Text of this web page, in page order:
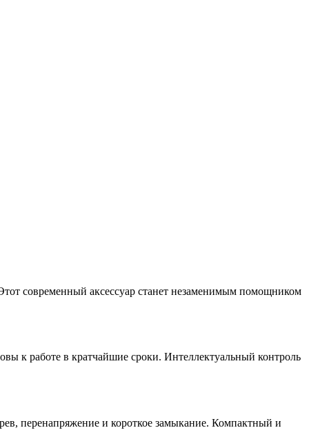
современный аксессуар станет незаменимым помощником
к работе в кратчайшие сроки. Интеллектуальный контроль
перенапряжение и короткое замыкание. Компактный и